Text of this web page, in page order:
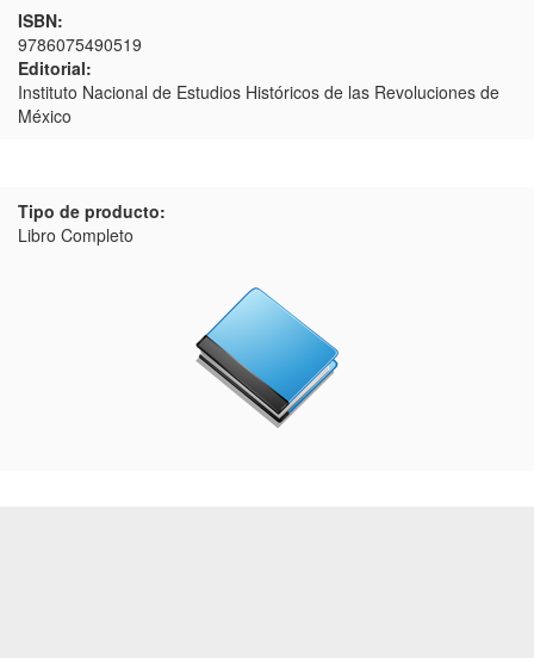
ISBN:
9786075490519
Editorial:
Instituto Nacional de Estudios Históricos de las Revoluciones de
México
Tipo de producto:
Libro Completo